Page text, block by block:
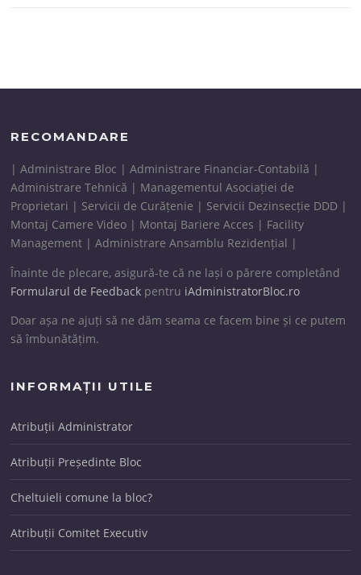
RECOMANDARE
| Administrare Bloc | Administrare Financiar-Contabilă |
Administrare Tehnică | Managementul Asociației de
Proprietari | Servicii de Curățenie | Servicii Dezinsecție DDD |
Montaj Camere Video | Montaj Bariere Acces | Facility
Management | Administrare Ansamblu Rezidențial |
Înainte de plecare, asigură-te că ne lași o părere completând
Formularul de Feedback pentru iAdministratorBloc.ro
Doar așa ne ajuți să ne dăm seama ce facem bine și ce putem
să îmbunătățim.
INFORMAȚII UTILE
Atribuții Administrator
Atribuții Președinte Bloc
Cheltuieli comune la bloc?
Atribuții Comitet Executiv